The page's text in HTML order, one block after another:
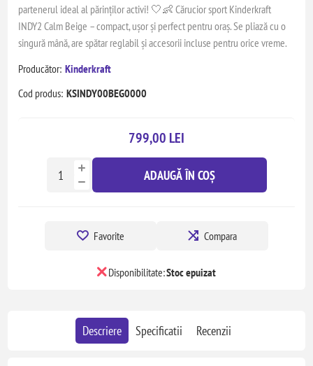
partenerul ideal al părinților activi! 🤍👶 Cărucior sport Kinderkraft
INDY2 Calm Beige – compact, ușor și perfect pentru oraș. Se pliază cu o
singură mână, are spătar reglabil și accesorii incluse pentru orice vreme.
Producător: Kinderkraft
Cod produs: KSINDY00BEG0000
799,00 LEI
ADAUGĂ ÎN COȘ
Favorite Compara
Disponibilitate:Stoc epuizat
Descriere Specificatii Recenzii